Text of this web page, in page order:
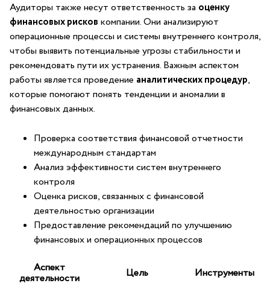
Аудиторы также‍ несут ответственность за оценку
финансовых рисков компании.⁣ Они анализируют
⁤операционные ‌процессы и системы внутреннего контроля,
чтобы выявить потенциальные угрозы стабильности и
рекомендовать пути их устранения.⁢ Важным аспектом
работы является проведение аналитических⁤ процедур,
которые помогают ​понять тенденции и аномалии ‌в
финансовых данных.
Проверка ‌соответствия финансовой отчетности
международным⁢ стандартам
Анализ эффективности систем внутреннего
контроля
Оценка рисков, связанных с финансовой
деятельностью организации
Предоставление ⁢рекомендаций по улучшению
финансовых ‍и операционных процессов
Аспект
деятельности Цель Инструменты